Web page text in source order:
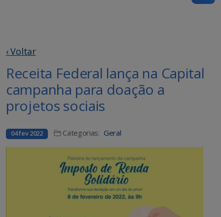
‹ Voltar
Receita Federal lança na Capital
campanha para doação a
projetos sociais
04 fev 2022 Categorias: Geral